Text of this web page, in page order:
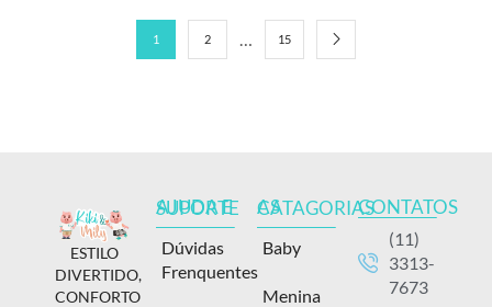
1 2 15
ESTILO
DIVERTIDO,
CONFORTO
AJUDA E SUPORTE
Dúvidas
Frenquentes
AS CATAGORIAS
Baby
Menina
CONTATOS
(11)
3313-
7673